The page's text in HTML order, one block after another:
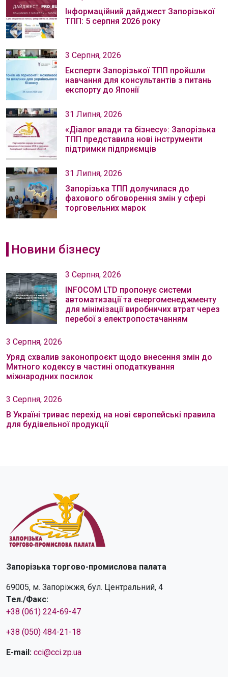
Інформаційний дайджест Запорізької
ТПП: 5 серпня 2026 року
3 Серпня, 2026
Експерти Запорізької ТПП пройшли
навчання для консультантів з питань
експорту до Японії
31 Липня, 2026
«Діалог влади та бізнесу»: Запорізька
ТПП представила нові інструменти
підтримки підприємців
31 Липня, 2026
Запорізька ТПП долучилася до
фахового обговорення змін у сфері
торговельних марок
Новини бізнесу
3 Серпня, 2026
INFOCOM LTD пропонує системи
автоматизації та енергоменеджменту
для мінімізації виробничих втрат через
перебої з електропостачанням
3 Серпня, 2026
Уряд схвалив законопроєкт щодо внесення змін до
Митного кодексу в частині оподаткування
міжнародних посилок
3 Серпня, 2026
В Україні триває перехід на нові європейські правила
для будівельної продукції
Запорізька торгово-промислова палата
69005, м. Запоріжжя, бул. Центральний, 4
Тел./Факс:
+38 (061) 224-69-47
+38 (050) 484-21-18
E-mail: cci@cci.zp.ua